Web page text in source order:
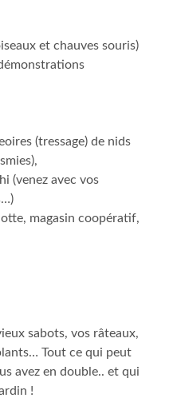
et chauves souris)
(tressage) de nids
(venez avec vos
magasin coopératif,
sabots, vos râteaux,
Tout ce qui peut
avez en double.. et qui
!